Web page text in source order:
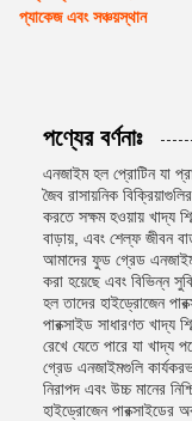
প্যাকেজ এবং সঞ্চয়স্থান
পণ্যের বর্ণনাঃ
এনজাইম হল প্রোটিন যা
জৈব রাসায়নিক
করতে সক্ষম হওয়ায় খাদ্য
বাড়ায়, এবং শেল্ফ জীবন
আমাদের ফুড গ্রেড
করা হয়েছে এবং বিভিন্ন
হল তাদের হাইড্রোজেন
পারক্সাইড সাধারণত খাদ্য
রেখে যেতে পারে যা খাদ্য
গ্রেড এনজাইমগুলি
নিরাপদ এবং উচ্চ মানের
হাইড্রোজেন পারক্সাইডের